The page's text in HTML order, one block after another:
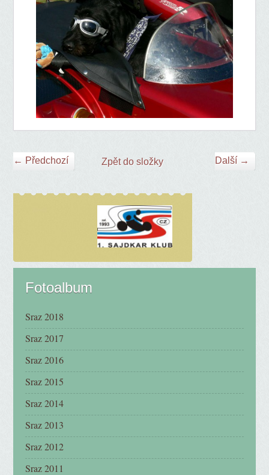
← Předchozí Další →
Zpět do složky
Fotoalbum
Sraz 2018
Sraz 2017
Sraz 2016
Sraz 2015
Sraz 2014
Sraz 2013
Sraz 2012
Sraz 2011